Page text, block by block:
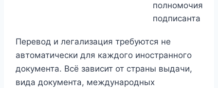
полномочия
подписанта
Перевод и легализация требуются не
автоматически для каждого иностранного
документа. Всё зависит от страны выдачи,
вида документа, международных